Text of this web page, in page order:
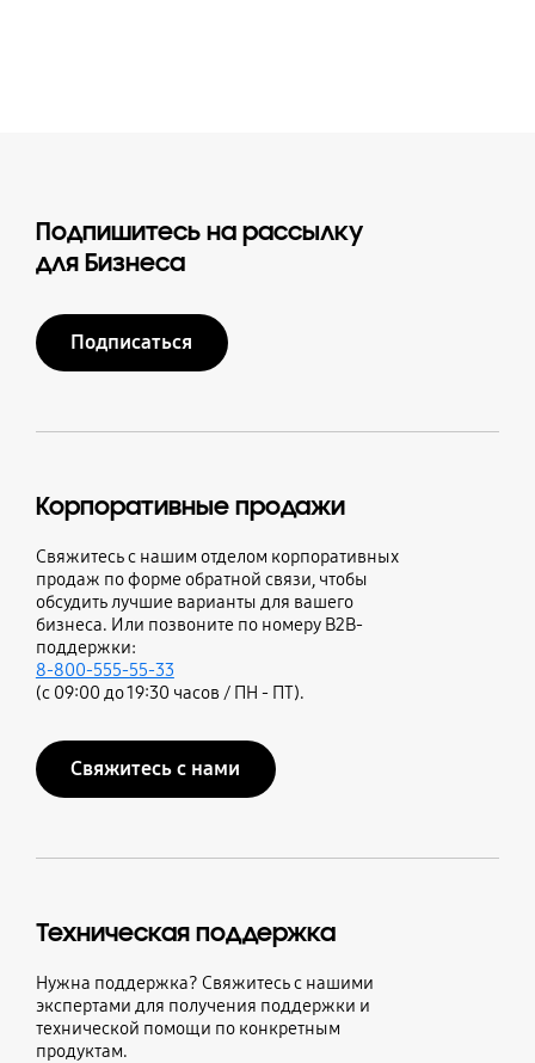
Подпишитесь на рассылку
для Бизнеса
Подписаться
Корпоративные продажи
Свяжитесь с нашим отделом корпоративных
продаж по форме обратной связи, чтобы
обсудить лучшие варианты для вашего
бизнеса. Или позвоните по номеру B2B-
поддержки:
8-800-555-55-33
(с 09:00 до 19:30 часов / ПН - ПТ).
Свяжитесь с нами
Техническая поддержка
Нужна поддержка? Свяжитесь с нашими
экспертами для получения поддержки и
технической помощи по конкретным
продуктам.